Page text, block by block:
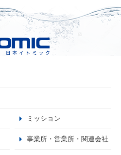
ミッション
事業所・営業所・関連会社